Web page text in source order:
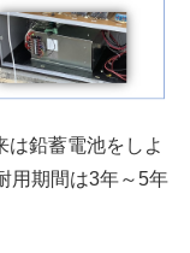
は鉛蓄電池をしよ
用期間は3年～5年